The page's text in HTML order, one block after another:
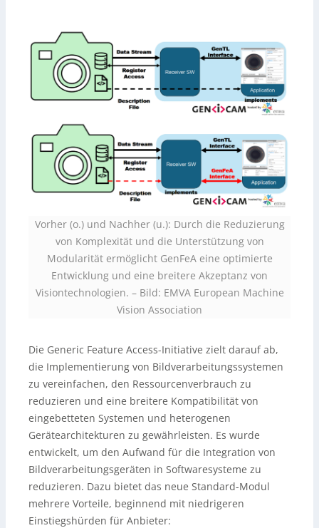
Vorher (o.) und Nachher (u.): Durch die Reduzierung
von Komplexität und die Unterstützung von
Modularität ermöglicht GenFeA eine optimierte
Entwicklung und eine breitere Akzeptanz von
Visiontechnologien. – Bild: EMVA European Machine
Vision Association
Die Generic Feature Access-Initiative zielt darauf ab,
die Implementierung von Bildverarbeitungssystemen
zu vereinfachen, den Ressourcenverbrauch zu
reduzieren und eine breitere Kompatibilität von
eingebetteten Systemen und heterogenen
Gerätearchitekturen zu gewährleisten. Es wurde
entwickelt, um den Aufwand für die Integration von
Bildverarbeitungsgeräten in Softwaresysteme zu
reduzieren. Dazu bietet das neue Standard-Modul
mehrere Vorteile, beginnend mit niedrigeren
Einstiegshürden für Anbieter: